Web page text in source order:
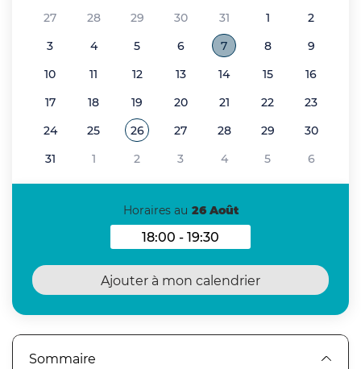
27 28 29 30 31 1
2
3
4 5 6 7 8
9
10
11 12 13 14 15
16
17
18 19 20 21 22
23
24
25 Voir tous les événements de
26Août 2026
27 28 29
30
31
1 2 3 4 5 6
Horaires au 26 Août
Horaires au 26 Août 2026
18:00 - 19:30
Ajouter à mon calendrier
Sommaire